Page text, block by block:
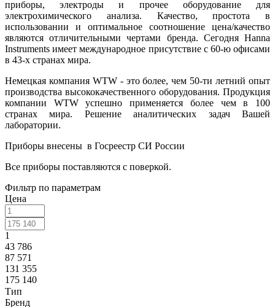
приборы, электроды и прочее оборудование для
электрохимического анализа. Качество, простота в
использовании и оптимальное соотношение цена/качество
являются отличительными чертами бренда. Сегодня Hanna
Instruments имеет международное присутствие с 60-ю офисами
в 43-х странах мира.
Немецкая компания WTW - это более, чем 50-ти летний опыт
производства высококачественного оборудования. Продукция
компании WTW успешно применяется более чем в 100
странах мира. Решение аналитических задач Вашей
лаборатории.
Приборы внесены в Госреестр СИ России
Все приборы поставляются с поверкой.
Фильтр по параметрам
Цена
1
43 786
87 571
131 355
175 140
Тип
Бренд